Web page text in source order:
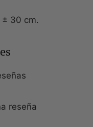
± 30 cm.
reseña